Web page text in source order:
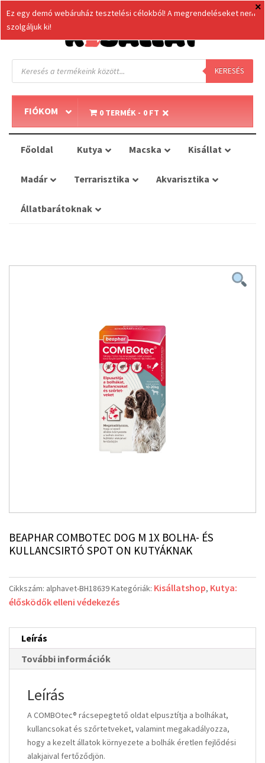
Products
search KERESÉS
FIÓKOM 0 TERMÉK 0 FT
Főoldal Kutya Macska Kisállat
Madár Terrarisztika Akvarisztika
Állatbarátoknak
BEAPHAR COMBOTEC DOG M 1X BOLHA- ÉS
KULLANCSIRTÓ SPOT ON KUTYÁKNAK
Cikkszám: alphavet-BH18639Kategóriák: Kisállatshop, Kutya:
élősködők elleni védekezés
Leírás
További információk
Leírás
A COMBOtec® rácsepegtető oldat elpusztítja a bolhákat,
kullancsokat és szőrtetveket, valamint megakadályozza,
hogy a kezelt állatok környezete a bolhák éretlen fejlődési
alakjaival fertőződjön.
Ez egy demó webáruház tesztelési célokból! A megrendeléseket nem
szolgáljuk ki!